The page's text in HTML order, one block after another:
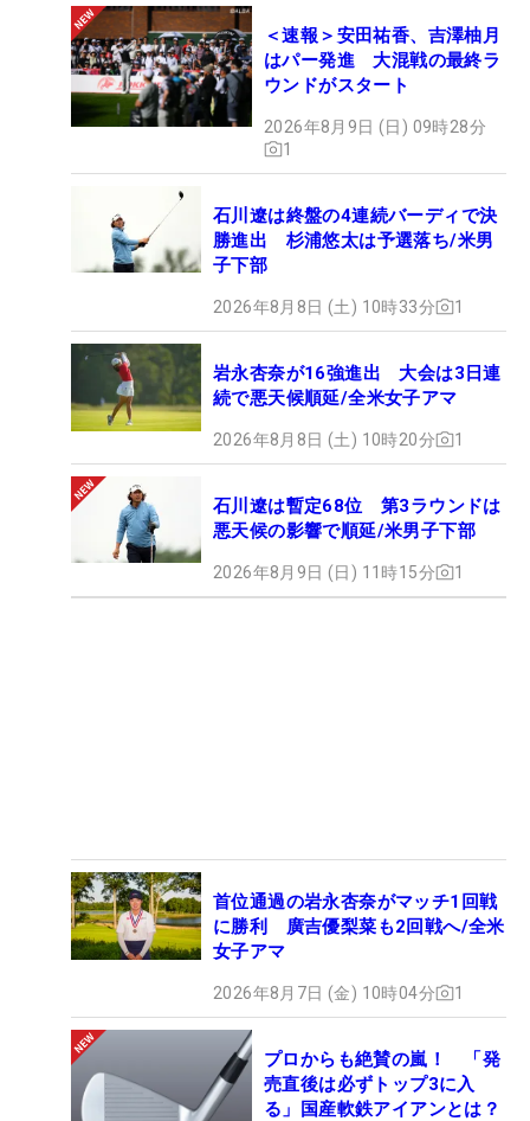
＜速報＞安田祐香、吉澤柚月
はパー発進 大混戦の最終ラ
ウンドがスタート
2026年8月9日 (日) 09時28分
1
石川遼は終盤の4連続バーディで決
勝進出 杉浦悠太は予選落ち/米男
子下部
2026年8月8日 (土) 10時33分 1
岩永杏奈が16強進出 大会は3日連
続で悪天候順延/全米女子アマ
2026年8月8日 (土) 10時20分 1
石川遼は暫定68位 第3ラウンドは
悪天候の影響で順延/米男子下部
2026年8月9日 (日) 11時15分 1
首位通過の岩永杏奈がマッチ1回戦
に勝利 廣吉優梨菜も2回戦へ/全米
女子アマ
2026年8月7日 (金) 10時04分 1
プロからも絶賛の嵐！ 「発
売直後は必ずトップ3に入
る」国産軟鉄アイアンとは？